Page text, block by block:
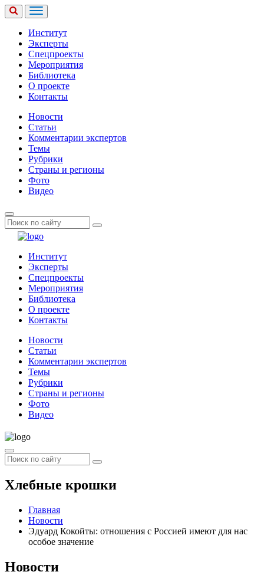
Институт
Эксперты
Спецпроекты
Мероприятия
Библиотека
О проекте
Контакты
Новости
Статьи
Комментарии экспертов
Темы
Рубрики
Страны и регионы
Фото
Видео
Институт
Эксперты
Спецпроекты
Мероприятия
Библиотека
О проекте
Контакты
Новости
Статьи
Комментарии экспертов
Темы
Рубрики
Страны и регионы
Фото
Видео
Хлебные крошки
Главная
Новости
Эдуард Кокойты: отношения с Россией имеют для нас
особое значение
Новости